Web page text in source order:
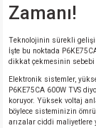
Zamanı!
Teknolojinin sürekli
İşte bu noktada
dikkat çekmesinin sebebi
Elektronik sistemler,
P6KE75CA 600W TVS
koruyor. Yüksek voltaj
böylece sisteminizin
arızalar ciddi maliyetlere